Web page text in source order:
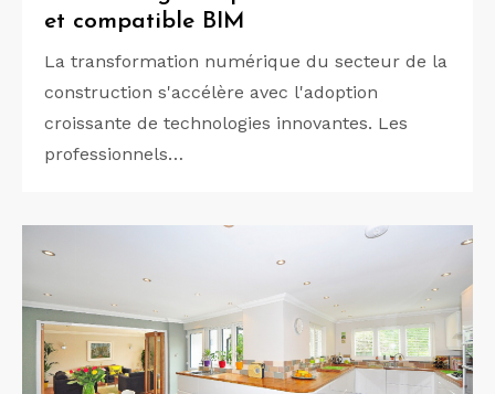
et compatible BIM
La transformation numérique du secteur de la
construction s'accélère avec l'adoption
croissante de technologies innovantes. Les
professionnels…